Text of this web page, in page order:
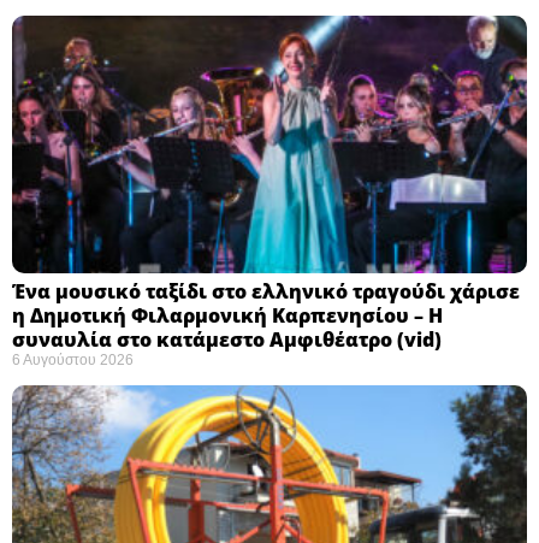
Ένα μουσικό ταξίδι στο ελληνικό τραγούδι χάρισε
η Δημοτική Φιλαρμονική Καρπενησίου – Η
συναυλία στο κατάμεστο Αμφιθέατρο (vid)
6 Αυγούστου 2026